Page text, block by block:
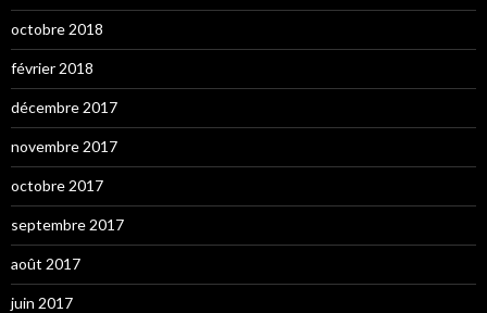
octobre 2018
février 2018
décembre 2017
novembre 2017
octobre 2017
septembre 2017
août 2017
juin 2017